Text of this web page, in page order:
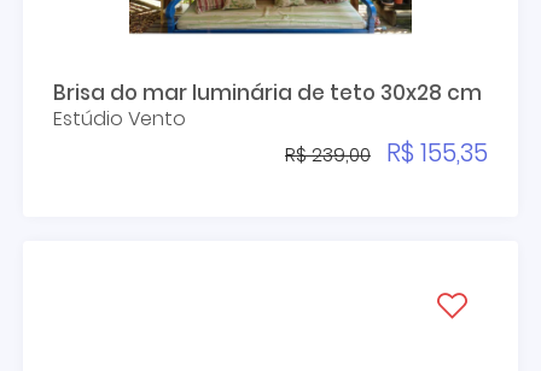
Brisa do mar luminária de teto 30x28 cm
Estúdio Vento
R$ 239,00 R$ 155,35